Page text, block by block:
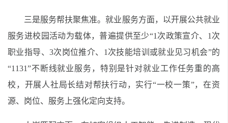
三是服务帮扶聚焦准。就业服务方面，以开展公共就业
服务进校园活动为载体，普遍提供至少“1次政策宣介、1次
职业指导、3次岗位推介、1次技能培训或就业见习机会”的
“1131”不断线就业服务，特别是针对就业工作任务重的高
校，开展人社局长结对帮扶行动，实行“一校一策”，在资
源、岗位、服务上强化定向支持。